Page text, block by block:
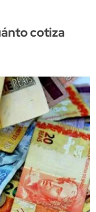
cotiza